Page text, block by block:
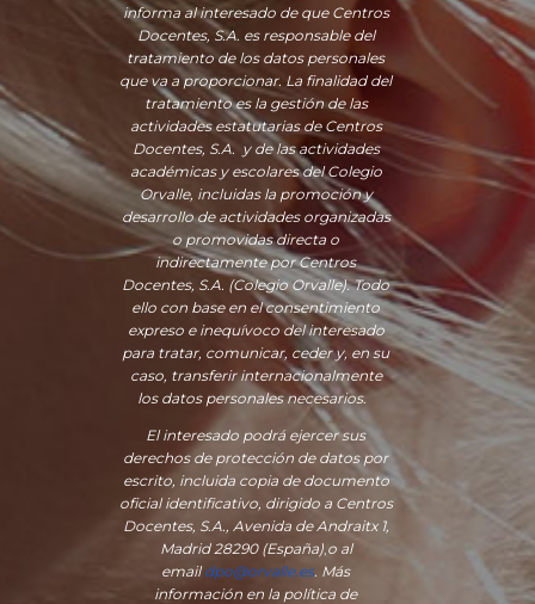
informa al interesado de que Centros
Docentes, S.A. es responsable del
tratamiento de los datos personales
que va a proporcionar. La finalidad del
tratamiento es la gestión de las
actividades estatutarias de Centros
Docentes, S.A. y de las actividades
académicas y escolares del Colegio
Orvalle, incluidas la promoción y
desarrollo de actividades organizadas
o promovidas directa o
indirectamente por Centros
Docentes, S.A. (Colegio Orvalle). Todo
ello con base en el consentimiento
expreso e inequívoco del interesado
para tratar, comunicar, ceder y, en su
caso, transferir internacionalmente
los datos personales necesarios.
El interesado podrá ejercer sus
derechos de protección de datos por
escrito, incluida copia de documento
oficial identificativo, dirigido a Centros
Docentes, S.A., Avenida de Andraitx 1,
Madrid 28290 (España), o al
emaildpo@orvalle.es. Más
información en la política de